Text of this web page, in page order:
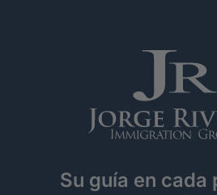
Su guía en cada